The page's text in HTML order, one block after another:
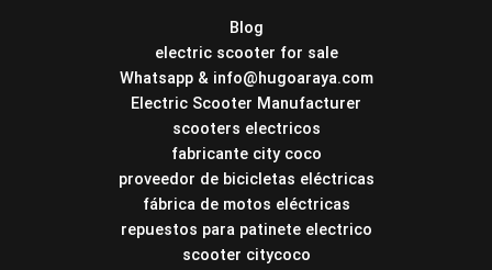
Blog
electric scooter for sale
Whatsapp & info@hugoaraya.com
Electric Scooter Manufacturer
scooters electricos
fabricante city coco
proveedor de bicicletas eléctricas
fábrica de motos eléctricas
repuestos para patinete electrico
scooter citycoco